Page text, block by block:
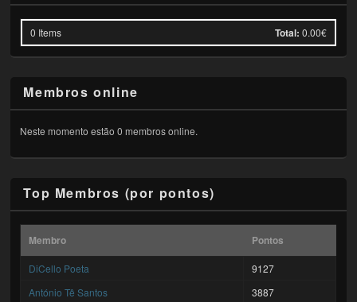
0 Items Total: 0.00€
Membros online
Neste momento estão 0 membros online.
Top Membros (por pontos)
Membro Pontos
DiCello Poeta
9127
António Tê Santos
3887